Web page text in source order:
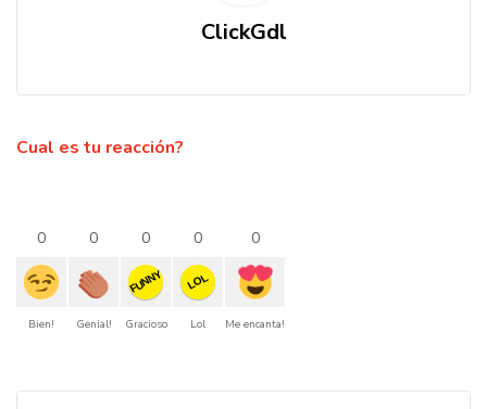
ClickGdl
Cual es tu reacción?
0
Bien!
0
Genial!
0
FUNNY
Gracioso
0
LOL
Lol
0
Me encanta!